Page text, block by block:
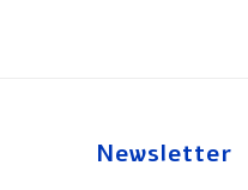
Newsletter